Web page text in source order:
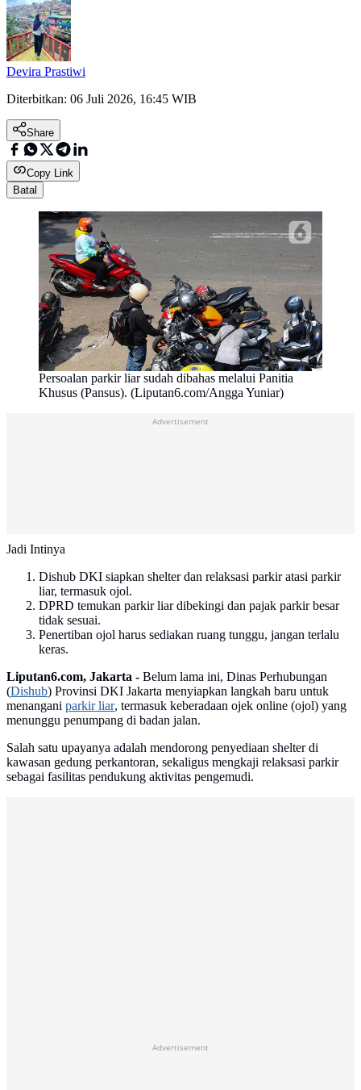
Devira Prastiwi
Diterbitkan: 06 Juli 2026, 16:45 WIB
Share
Copy Link
Batal
Persoalan parkir liar sudah dibahas melalui Panitia
Khusus (Pansus). (Liputan6.com/Angga Yuniar)
Advertisement
Jadi Intinya
Dishub DKI siapkan shelter dan relaksasi parkir atasi parkir
liar, termasuk ojol.
DPRD temukan parkir liar dibekingi dan pajak parkir besar
tidak sesuai.
Penertiban ojol harus sediakan ruang tunggu, jangan terlalu
keras.
Liputan6.com, Jakarta - Belum lama ini, Dinas Perhubungan
(Dishub) Provinsi DKI Jakarta menyiapkan langkah baru untuk
menangani parkir liar, termasuk keberadaan ojek online (ojol) yang
menunggu penumpang di badan jalan.
Salah satu upayanya adalah mendorong penyediaan shelter di
kawasan gedung perkantoran, sekaligus mengkaji relaksasi parkir
sebagai fasilitas pendukung aktivitas pengemudi.
Advertisement